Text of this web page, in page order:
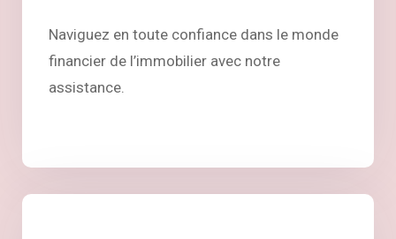
Naviguez en toute confiance dans le monde
financier de l’immobilier avec notre
assistance.